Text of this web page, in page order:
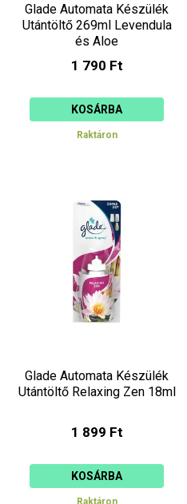
Glade Automata Készülék
Utántöltő 269ml Levendula
és Aloe
1 790 Ft
KOSÁRBA
Raktáron
Glade Automata Készülék
Utántöltő Relaxing Zen 18ml
1 899 Ft
KOSÁRBA
Raktáron